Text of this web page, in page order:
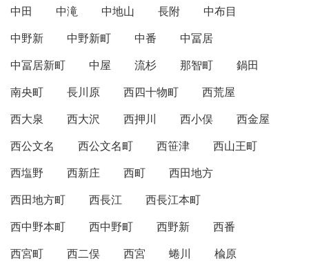
中田
中滝 中地山 長附
中布目
中野新
中野新町 中番
中冨居
中冨居新町
中屋 流杉 那智町
鍋田
南央町
長川原 西四十物町
西荒屋
西大泉
西大沢 西押川 西小俣
西金屋
西公文名
西公文名町 西笹津
西山王町
西塩野
西新庄 西町
西田地方
西田地方町
西長江
西長江本町
西中野本町
西中野町 西野新
西番
西宮町
西二俣 西宮 蜷川
楡原